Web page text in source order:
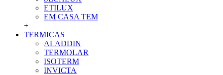
ETILUX
EM CASA TEM
+
TERMICAS
ALADDIN
TERMOLAR
ISOTERM
INVICTA